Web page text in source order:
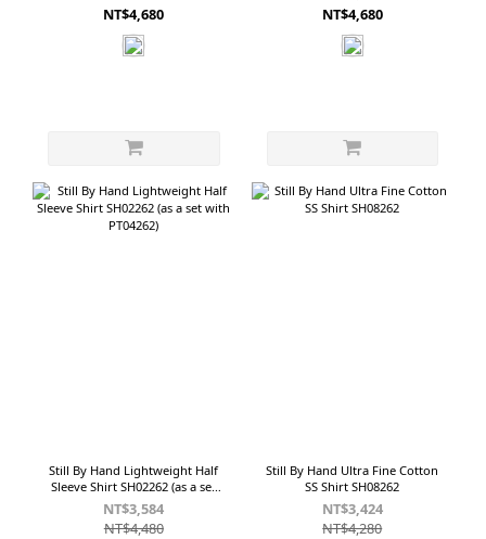
NT$4,680
PT04262 (as a set with SH02262)
NT$4,680
Still By Hand Lightweight Half
Sleeve Shirt SH02262 (as a set
with PT04262)
NT$3,584
NT$4,480
Still By Hand Ultra Fine Cotton
SS Shirt SH08262
NT$3,424
NT$4,280